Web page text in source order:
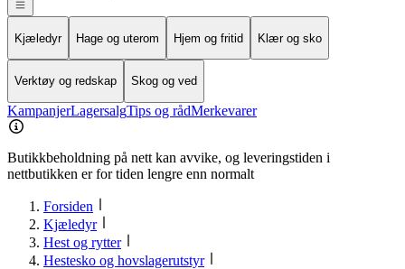
Kjæledyr Hage og uterom Hjem og fritid Klær og sko
Verktøy og redskap Skog og ved
KampanjerLagersalgTips og rådMerkevarer
Butikkbeholdning på nett kan avvike, og leveringstiden i
nettbutikken er for tiden lengre enn normalt
Forsiden
Kjæledyr
Hest og rytter
Hestesko og hovslagerutstyr